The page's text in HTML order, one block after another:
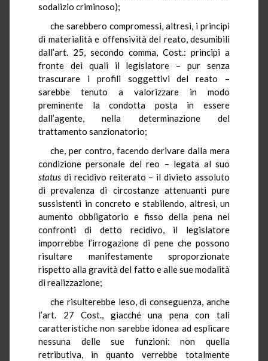
sodalizio criminoso);
che sarebbero compromessi, altresì, i principi
di materialità e offensività del reato, desumibili
dall’art. 25, secondo comma, Cost.: principi a
fronte dei quali il legislatore – pur senza
trascurare i profili soggettivi del reato –
sarebbe tenuto a valorizzare in modo
preminente la condotta posta in essere
dall’agente, nella determinazione del
trattamento sanzionatorio;
che, per contro, facendo derivare dalla mera
condizione personale del reo – legata al suo
status di recidivo reiterato – il divieto assoluto
di prevalenza di circostanze attenuanti pure
sussistenti in concreto e stabilendo, altresì, un
aumento obbligatorio e fisso della pena nei
confronti di detto recidivo, il legislatore
imporrebbe l’irrogazione di pene che possono
risultare manifestamente sproporzionate
rispetto alla gravità del fatto e alle sue modalità
di realizzazione;
che risulterebbe leso, di conseguenza, anche
l’art. 27 Cost., giacché una pena con tali
caratteristiche non sarebbe idonea ad esplicare
nessuna delle sue funzioni: non quella
retributiva, in quanto verrebbe totalmente